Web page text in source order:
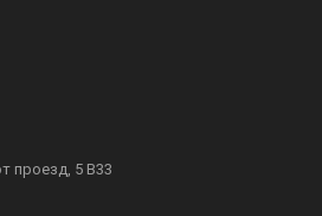
проезд, 5 В33